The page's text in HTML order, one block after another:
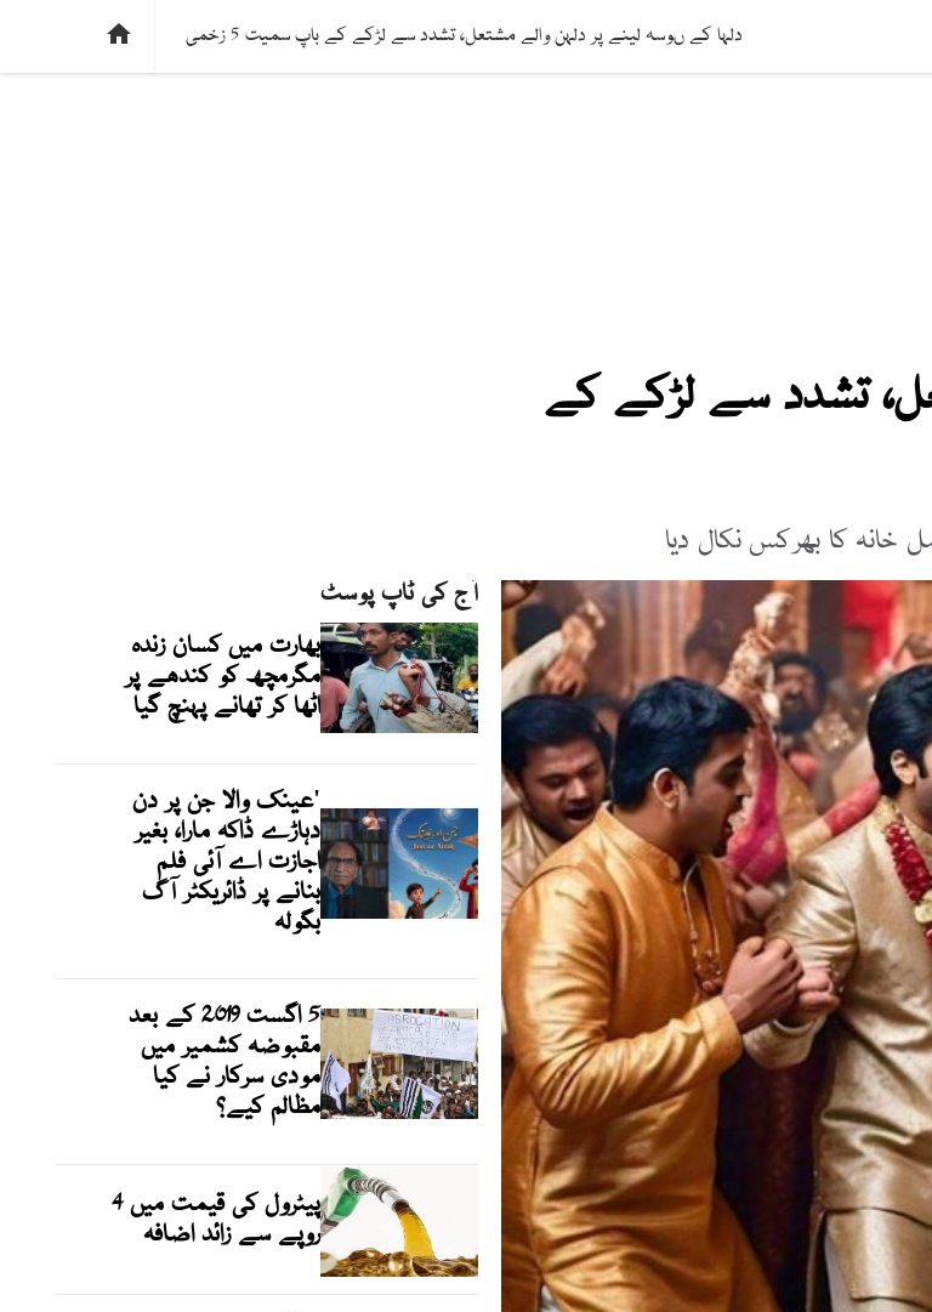
 دلہا کے ںوسہ لینے پر دلہن والے مشتعل، تشدد سے لڑکے کے باپ سمیت 5 زخمی
تشدد سے لڑکے کے
خانہ کا بھرکس نکال دیا
آج کی ٹاپ پوسٹ
بھارت میں کسان زندہ
مگرمچھ کو کندھے پر
اٹھا کر تھانے پہنچ گیا
'عینک والا جن پر دن
دہاڑے ڈاکہ مارا، بغیر
اجازت اے آئی فلم
بنانے پر ڈائریکٹر آگ
بگولہ
5 اگست 2019 کے بعد
مقبوضہ کشمیر میں
مودی سرکار نے کیا
مظالم کیے؟
پیٹرول کی قیمت میں 4
روپے سے زائد اضافہ